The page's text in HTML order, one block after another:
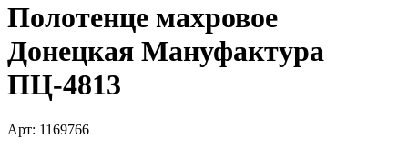
Полотенце махровое
Донецкая Мануфактура
ПЦ-4813
Арт: 1169766